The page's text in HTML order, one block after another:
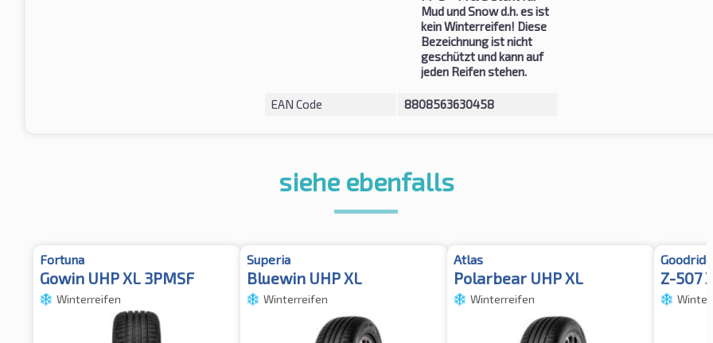
Mud und Snow d.h. es ist
kein Winterreifen! Diese
Bezeichnung ist nicht
geschützt und kann auf
jeden Reifen stehen.
EAN Code 8808563630458
siehe ebenfalls
Fortuna
Gowin UHP XL 3PMSF
Winterreifen
Superia
Bluewin UHP XL
Winterreifen
Atlas
Polarbear UHP XL
Winterreifen
Z-507 XL